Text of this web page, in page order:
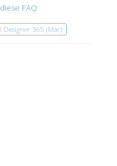
FAQ
Designer 365 (Mac)